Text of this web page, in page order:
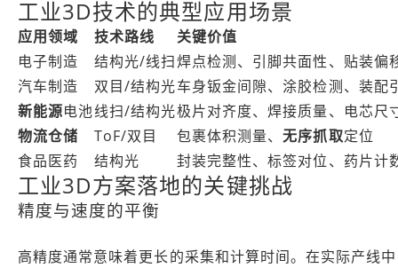
工业3D技术的典型应用场景
应用领域 技术路线
关键价值
电子制造
结构光/线扫焊点检测、引脚共面性、贴装偏
汽车制造
双目/结构光车身钣金间隙、涂胶检测、装配
新能源电池线扫/结构光极片对齐度、焊接质量、电芯尺
物流仓储
ToF/双目 包裹体积测量、无序抓取定位
食品医药
结构光 封装完整性、标签对位、药片计
工业3D方案落地的关键挑战
精度与速度的平衡
高精度通常意味着更长的采集和计算时间。在实际产线